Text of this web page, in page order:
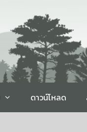
ดาวน์โหลด